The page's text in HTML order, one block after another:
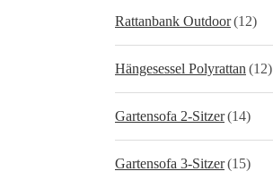
Rattanbank Outdoor(12)
Hängesessel Polyrattan (12)
Gartensofa 2-Sitzer(14)
Gartensofa 3-Sitzer(15)